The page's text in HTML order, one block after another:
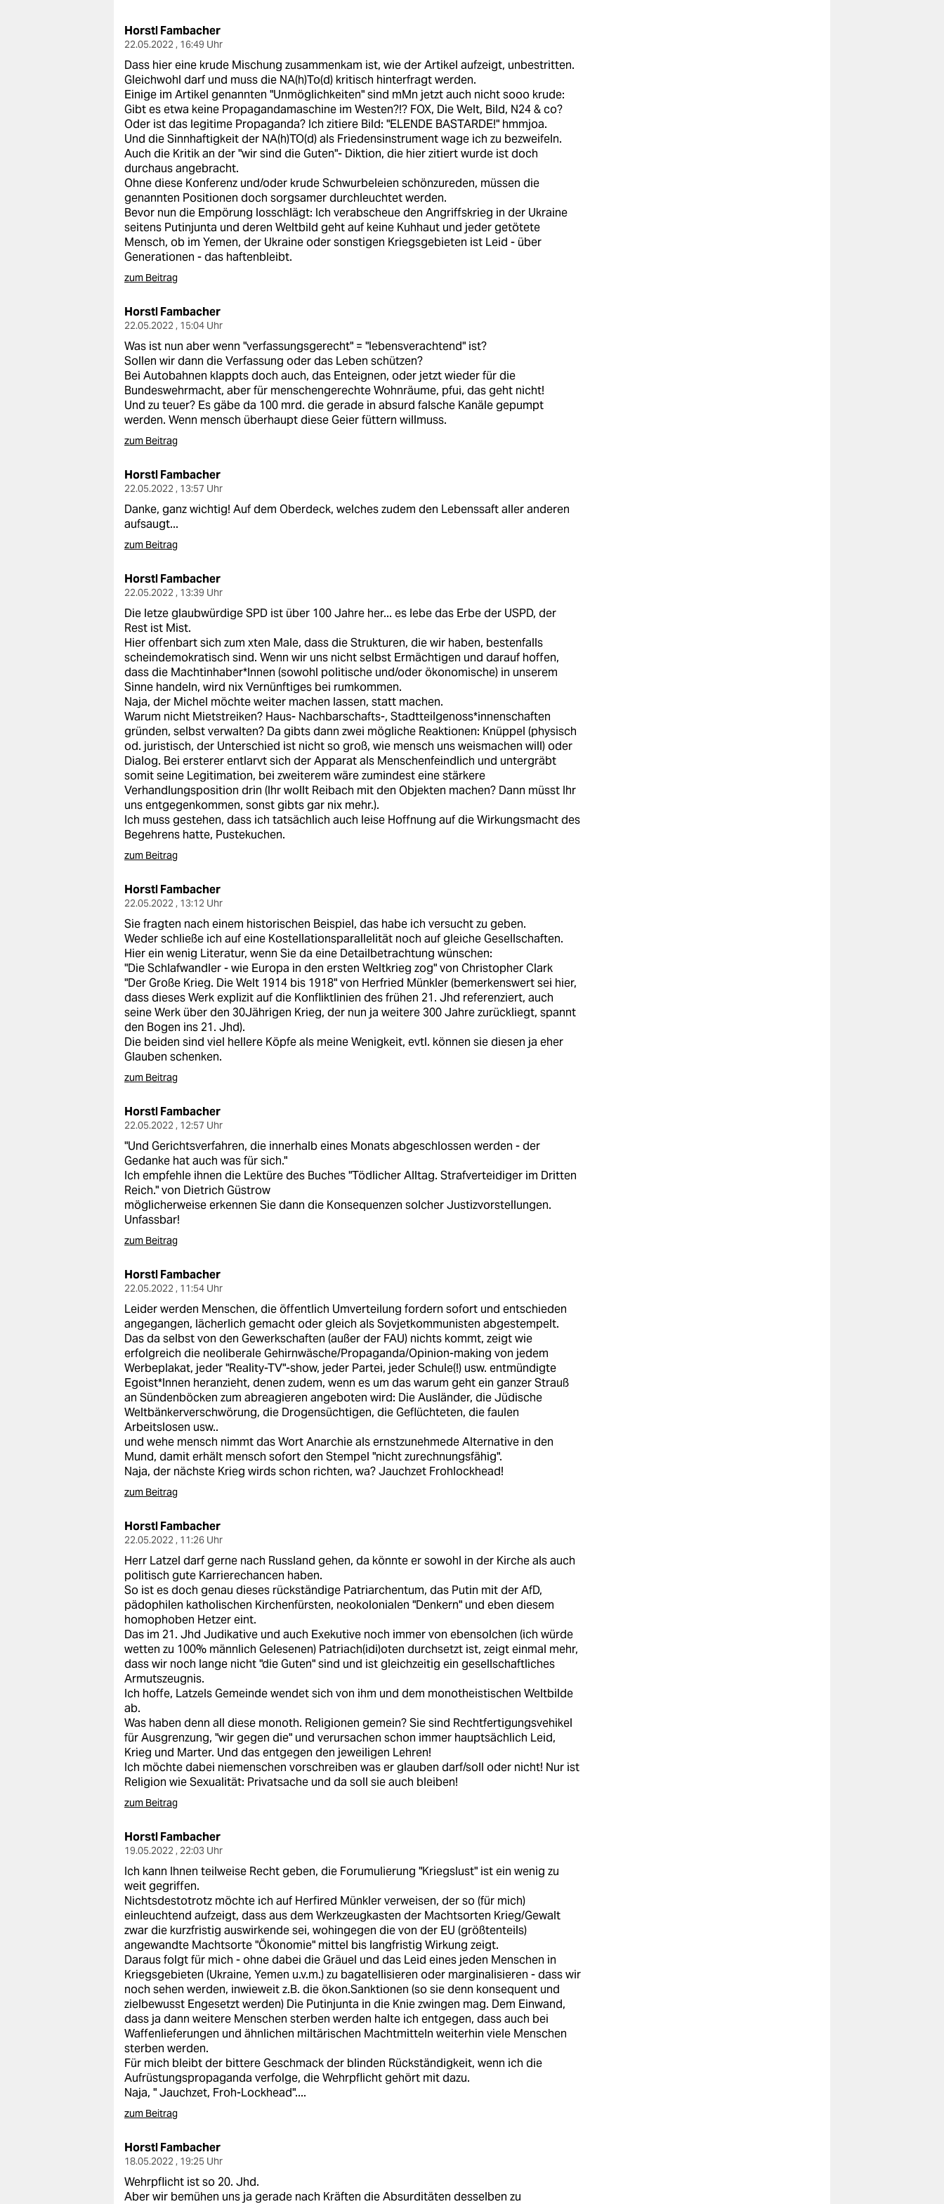
nord
wahrheit
verlag
verlag
veranstaltungen
shop
fragen & hilfe
unterstützen
abo
epaper login
Horstl Fambacher
22.05.2022 , 16:49 Uhr
Dass hier eine krude Mischung zusammenkam ist, wie der Artikel aufzeigt, unbestritten.
Gleichwohl darf und muss die NA(h)To(d) kritisch hinterfragt werden.
Einige im Artikel genannten "Unmöglichkeiten" sind mMn jetzt auch nicht sooo krude:
Gibt es etwa keine Propagandamaschine im Westen?!? FOX, Die Welt, Bild, N24 & co?
Oder ist das legitime Propaganda? Ich zitiere Bild: "ELENDE BASTARDE!" hmmjoa.
Und die Sinnhaftigkeit der NA(h)TO(d) als Friedensinstrument wage ich zu bezweifeln.
Auch die Kritik an der "wir sind die Guten"- Diktion, die hier zitiert wurde ist doch
durchaus angebracht.
Ohne diese Konferenz und/oder krude Schwurbeleien schönzureden, müssen die
genannten Positionen doch sorgsamer durchleuchtet werden.
Bevor nun die Empörung losschlägt: Ich verabscheue den Angriffskrieg in der Ukraine
seitens Putinjunta und deren Weltbild geht auf keine Kuhhaut und jeder getötete
Mensch, ob im Yemen, der Ukraine oder sonstigen Kriegsgebieten ist Leid - über
Generationen - das haftenbleibt.
zum Beitrag
Horstl Fambacher
22.05.2022 , 15:04 Uhr
Was ist nun aber wenn "verfassungsgerecht" = "lebensverachtend" ist?
Sollen wir dann die Verfassung oder das Leben schützen?
Bei Autobahnen klappts doch auch, das Enteignen, oder jetzt wieder für die
Bundeswehrmacht, aber für menschengerechte Wohnräume, pfui, das geht nicht!
Und zu teuer? Es gäbe da 100 mrd. die gerade in absurd falsche Kanäle gepumpt
werden. Wenn mensch überhaupt diese Geier füttern willmuss.
zum Beitrag
Horstl Fambacher
22.05.2022 , 13:57 Uhr
Danke, ganz wichtig! Auf dem Oberdeck, welches zudem den Lebenssaft aller anderen
aufsaugt...
zum Beitrag
Horstl Fambacher
22.05.2022 , 13:39 Uhr
Die letze glaubwürdige SPD ist über 100 Jahre her... es lebe das Erbe der USPD, der
Rest ist Mist.
Hier offenbart sich zum xten Male, dass die Strukturen, die wir haben, bestenfalls
scheindemokratisch sind. Wenn wir uns nicht selbst Ermächtigen und darauf hoffen,
dass die Machtinhaber*Innen (sowohl politische und/oder ökonomische) in unserem
Sinne handeln, wird nix Vernünftiges bei rumkommen.
Naja, der Michel möchte weiter machen lassen, statt machen.
Warum nicht Mietstreiken? Haus- Nachbarschafts-, Stadtteilgenoss*innenschaften
gründen, selbst verwalten? Da gibts dann zwei mögliche Reaktionen: Knüppel (physisch
od. juristisch, der Unterschied ist nicht so groß, wie mensch uns weismachen will) oder
Dialog. Bei ersterer entlarvt sich der Apparat als Menschenfeindlich und untergräbt
somit seine Legitimation, bei zweiterem wäre zumindest eine stärkere
Verhandlungsposition drin (Ihr wollt Reibach mit den Objekten machen? Dann müsst Ihr
uns entgegenkommen, sonst gibts gar nix mehr.).
Ich muss gestehen, dass ich tatsächlich auch leise Hoffnung auf die Wirkungsmacht des
Begehrens hatte, Pustekuchen.
zum Beitrag
Horstl Fambacher
22.05.2022 , 13:12 Uhr
Sie fragten nach einem historischen Beispiel, das habe ich versucht zu geben.
Weder schließe ich auf eine Kostellationsparallelität noch auf gleiche Gesellschaften.
Hier ein wenig Literatur, wenn Sie da eine Detailbetrachtung wünschen:
"Die Schlafwandler - wie Europa in den ersten Weltkrieg zog" von Christopher Clark
"Der Große Krieg. Die Welt 1914 bis 1918" von Herfried Münkler (bemerkenswert sei hier,
dass dieses Werk explizit auf die Konfliktlinien des frühen 21. Jhd referenziert, auch
seine Werk über den 30Jährigen Krieg, der nun ja weitere 300 Jahre zurückliegt, spannt
den Bogen ins 21. Jhd).
Die beiden sind viel hellere Köpfe als meine Wenigkeit, evtl. können sie diesen ja eher
Glauben schenken.
zum Beitrag
Horstl Fambacher
22.05.2022 , 12:57 Uhr
"Und Gerichtsverfahren, die innerhalb eines Monats abgeschlossen werden - der
Gedanke hat auch was für sich."
Ich empfehle ihnen die Lektüre des Buches "Tödlicher Alltag. Strafverteidiger im Dritten
Reich." von Dietrich Güstrow
möglicherweise erkennen Sie dann die Konsequenzen solcher Justizvorstellungen.
Unfassbar!
zum Beitrag
Horstl Fambacher
22.05.2022 , 11:54 Uhr
Leider werden Menschen, die öffentlich Umverteilung fordern sofort und entschieden
angegangen, lächerlich gemacht oder gleich als Sovjetkommunisten abgestempelt.
Das da selbst von den Gewerkschaften (außer der FAU) nichts kommt, zeigt wie
erfolgreich die neoliberale Gehirnwäsche/Propaganda/Opinion-making von jedem
Werbeplakat, jeder "Reality-TV"-show, jeder Partei, jeder Schule(!) usw. entmündigte
Egoist*Innen heranzieht, denen zudem, wenn es um das warum geht ein ganzer Strauß
an Sündenböcken zum abreagieren angeboten wird: Die Ausländer, die Jüdische
Weltbänkerverschwörung, die Drogensüchtigen, die Geflüchteten, die faulen
Arbeitslosen usw..
und wehe mensch nimmt das Wort Anarchie als ernstzunehmede Alternative in den
Mund, damit erhält mensch sofort den Stempel "nicht zurechnungsfähig".
Naja, der nächste Krieg wirds schon richten, wa? Jauchzet Frohlockhead!
zum Beitrag
Horstl Fambacher
22.05.2022 , 11:26 Uhr
Herr Latzel darf gerne nach Russland gehen, da könnte er sowohl in der Kirche als auch
politisch gute Karrierechancen haben.
So ist es doch genau dieses rückständige Patriarchentum, das Putin mit der AfD,
pädophilen katholischen Kirchenfürsten, neokolonialen "Denkern" und eben diesem
homophoben Hetzer eint.
Das im 21. Jhd Judikative und auch Exekutive noch immer von ebensolchen (ich würde
wetten zu 100% männlich Gelesenen) Patriach(idi)oten durchsetzt ist, zeigt einmal mehr,
dass wir noch lange nicht "die Guten" sind und ist gleichzeitig ein gesellschaftliches
Armutszeugnis.
Ich hoffe, Latzels Gemeinde wendet sich von ihm und dem monotheistischen Weltbilde
ab.
Was haben denn all diese monoth. Religionen gemein? Sie sind Rechtfertigungsvehikel
für Ausgrenzung, "wir gegen die" und verursachen schon immer hauptsächlich Leid,
Krieg und Marter. Und das entgegen den jeweiligen Lehren!
Ich möchte dabei niemenschen vorschreiben was er glauben darf/soll oder nicht! Nur ist
Religion wie Sexualität: Privatsache und da soll sie auch bleiben!
zum Beitrag
Horstl Fambacher
19.05.2022 , 22:03 Uhr
Ich kann Ihnen teilweise Recht geben, die Forumulierung "Kriegslust" ist ein wenig zu
weit gegriffen.
Nichtsdestotrotz möchte ich auf Herfired Münkler verweisen, der so (für mich)
einleuchtend aufzeigt, dass aus dem Werkzeugkasten der Machtsorten Krieg/Gewalt
zwar die kurzfristig auswirkende sei, wohingegen die von der EU (größtenteils)
angewandte Machtsorte "Ökonomie" mittel bis langfristig Wirkung zeigt.
Daraus folgt für mich - ohne dabei die Gräuel und das Leid eines jeden Menschen in
Kriegsgebieten (Ukraine, Yemen u.v.m.) zu bagatellisieren oder marginalisieren - dass wir
noch sehen werden, inwieweit z.B. die ökon.Sanktionen (so sie denn konsequent und
zielbewusst Engesetzt werden) Die Putinjunta in die Knie zwingen mag. Dem Einwand,
dass ja dann weitere Menschen sterben werden halte ich entgegen, dass auch bei
Waffenlieferungen und ähnlichen miltärischen Machtmitteln weiterhin viele Menschen
sterben werden.
Für mich bleibt der bittere Geschmack der blinden Rückständigkeit, wenn ich die
Aufrüstungspropaganda verfolge, die Wehrpflicht gehört mit dazu.
Naja, " Jauchzet, Froh-Lockhead"....
zum Beitrag
Horstl Fambacher
18.05.2022 , 19:25 Uhr
Wehrpflicht ist so 20. Jhd.
Aber wir bemühen uns ja gerade nach Kräften die Absurditäten desselben zu